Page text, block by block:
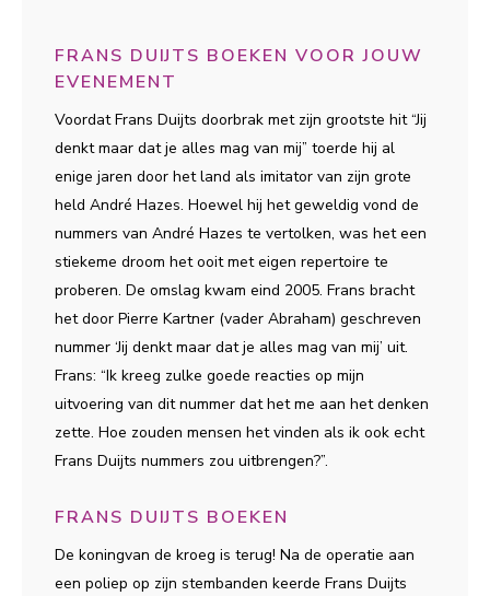
FRANS DUIJTS BOEKEN VOOR JOUW
EVENEMENT
Voordat Frans Duijts doorbrak met zijn grootste hit “Jij
denkt maar dat je alles mag van mij” toerde hij al
enige jaren door het land als imitator van zijn grote
held André Hazes. Hoewel hij het geweldig vond de
nummers van André Hazes te vertolken, was het een
stiekeme droom het ooit met eigen repertoire te
proberen. De omslag kwam eind 2005. Frans bracht
het door Pierre Kartner (vader Abraham) geschreven
nummer ‘Jij denkt maar dat je alles mag van mij’ uit.
Frans: “Ik kreeg zulke goede reacties op mijn
uitvoering van dit nummer dat het me aan het denken
zette. Hoe zouden mensen het vinden als ik ook echt
Frans Duijts nummers zou uitbrengen?”.
FRANS DUIJTS BOEKEN
De koningvan de kroeg is terug! Na de operatie aan
een poliep op zijn stembanden keerde Frans Duijts